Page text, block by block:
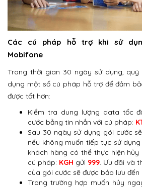
Các cú pháp hỗ trợ khi sử
Mobifone
Trong thời gian 30 ngày sử dụng,
dụng một số cú pháp hỗ trợ để đảm
được tốt hơn:
Kiểm tra dung lượng data tốc
cước bằng tin nhắn với cú pháp:
Sau 30 ngày sử dụng gói cước
nếu không muốn tiếp tục sử
khách hàng có thể thực hiện
cú pháp: KGH gửi 999. Ưu đãi và
của gói cước sẽ được bảo lưu
Trong trường hợp muốn hủy